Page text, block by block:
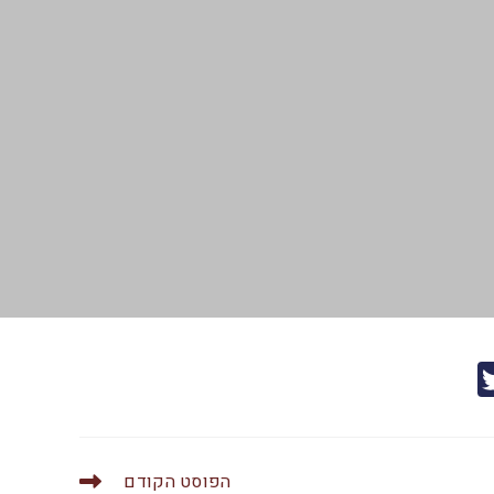
הפוסט הקודם